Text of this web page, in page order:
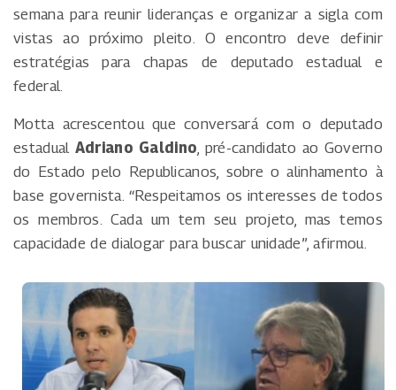
semana para reunir lideranças e organizar a sigla com
vistas ao próximo pleito. O encontro deve definir
estratégias para chapas de deputado estadual e
federal.
Motta acrescentou que conversará com o deputado
estadual Adriano Galdino , pré-candidato ao Governo
do Estado pelo Republicanos, sobre o alinhamento à
base governista. “Respeitamos os interesses de todos
os membros. Cada um tem seu projeto, mas temos
capacidade de dialogar para buscar unidade”, afirmou.